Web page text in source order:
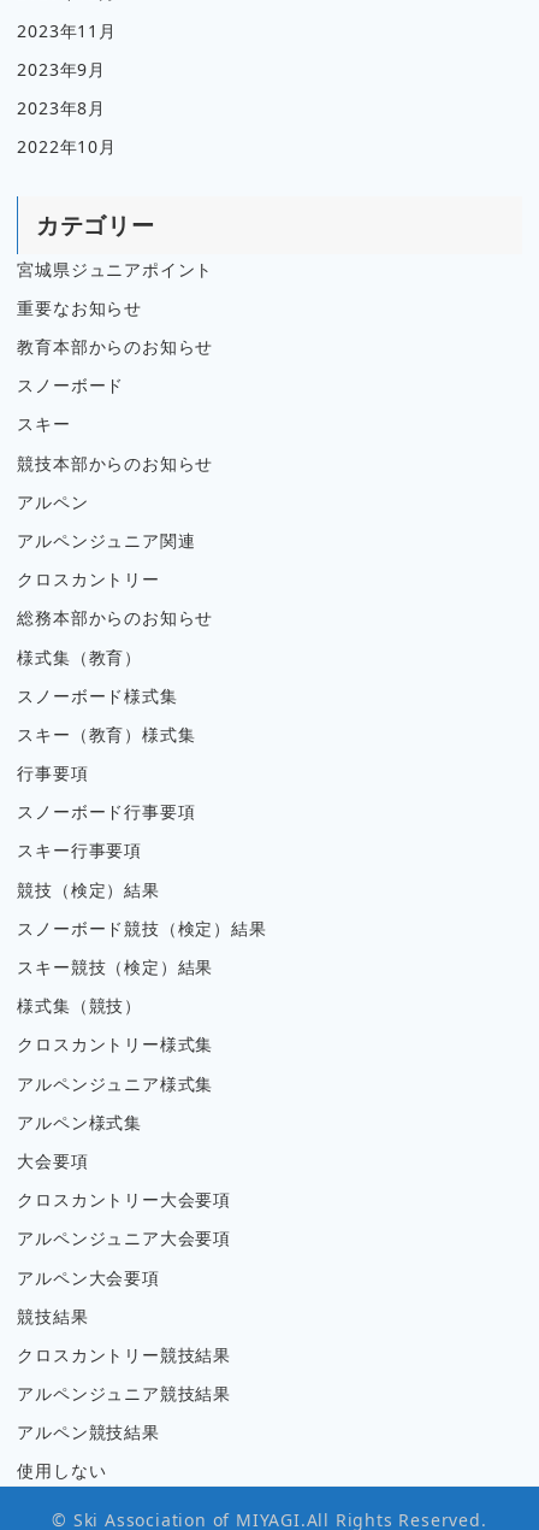
2023年11月
2023年9月
2023年8月
2022年10月
カテゴリー
宮城県ジュニアポイント
重要なお知らせ
教育本部からのお知らせ
スノーボード
スキー
競技本部からのお知らせ
アルペン
アルペンジュニア関連
クロスカントリー
総務本部からのお知らせ
様式集（教育）
スノーボード様式集
スキー（教育）様式集
行事要項
スノーボード行事要項
スキー行事要項
競技（検定）結果
スノーボード競技（検定）結果
スキー競技（検定）結果
様式集（競技）
クロスカントリー様式集
アルペンジュニア様式集
アルペン様式集
大会要項
クロスカントリー大会要項
アルペンジュニア大会要項
アルペン大会要項
競技結果
クロスカントリー競技結果
アルペンジュニア競技結果
アルペン競技結果
使用しない
© Ski Association of MIYAGI.All Rights Reserved.